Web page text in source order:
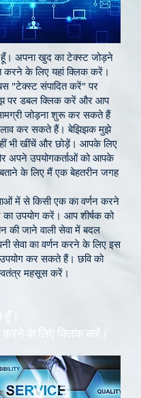
हूँ। अपना खुद का टेक्स्ट जोड़ने
करने के लिए यहां क्लिक करें।
"टेक्स्ट संपादित करें" पर
पर डबल क्लिक करें और आप
जोड़ना शुरू कर सकते हैं
कर सकते हैं। बेझिझक मुझे
भी खींचें और छोड़ें। आपके लिए
अपने उपयोगकर्ताओं को आपके
के लिए मैं एक बेहतरीन जगह
में से किसी एक का वर्णन करने
का उपयोग करें। आप शीर्षक को
की जाने वाली सेवा में बदल
सेवा का वर्णन करने के लिए इस
कर सकते हैं। छवि को
महसूस करें।
करने के लिए क्लिक करें।